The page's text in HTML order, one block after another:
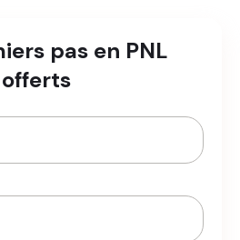
pas en PNL
offerts